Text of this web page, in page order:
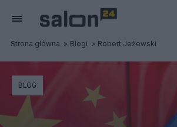
Strona główna Blogi Robert Jeżewski
BLOG